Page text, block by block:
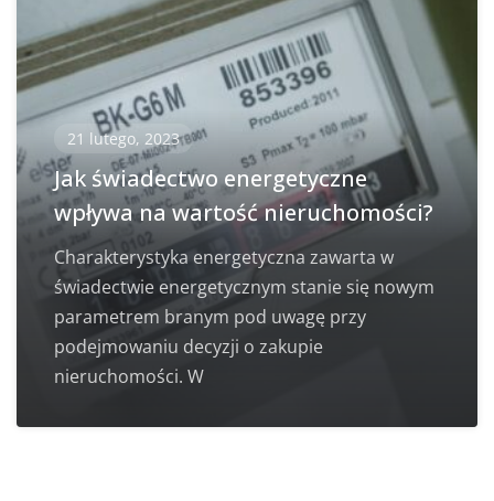
21 lutego, 2023
Jak świadectwo energetyczne
wpływa na wartość nieruchomości?
Charakterystyka energetyczna zawarta w
świadectwie energetycznym stanie się nowym
parametrem branym pod uwagę przy
podejmowaniu decyzji o zakupie
nieruchomości. W